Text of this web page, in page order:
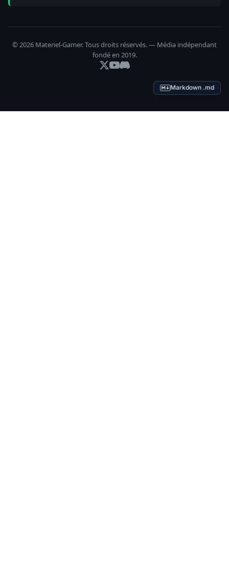
© 2026 Materiel-Gamer. Tous droits réservés. — Média indépendant
fondé en 2019.
Markdown .md